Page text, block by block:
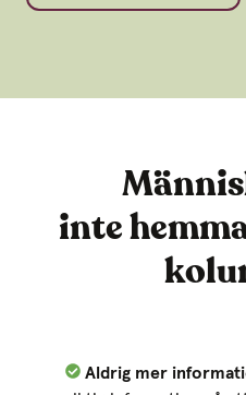
inte
Aldrig mer